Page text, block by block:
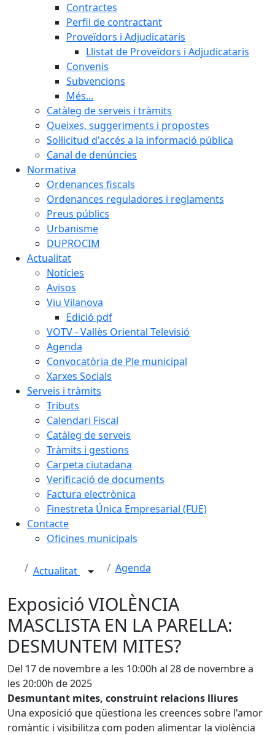
Contractes
Perfil de contractant
Proveïdors i Adjudicataris
Llistat de Proveïdors i Adjudicataris
Convenis
Subvencions
Més...
Catàleg de serveis i tràmits
Queixes, suggeriments i propostes
Sol·licitud d'accés a la informació pública
Canal de denúncies
Normativa
Ordenances fiscals
Ordenances reguladores i reglaments
Preus públics
Urbanisme
DUPROCIM
Actualitat
Notícies
Avisos
Viu Vilanova
Edició pdf
VOTV - Vallès Oriental Televisió
Agenda
Convocatòria de Ple municipal
Xarxes Socials
Serveis i tràmits
Tributs
Calendari Fiscal
Catàleg de serveis
Tràmits i gestions
Carpeta ciutadana
Verificació de documents
Factura electrònica
Finestreta Única Empresarial (FUE)
Contacte
Oficines municipals
Actualitat Agenda
Exposició VIOLÈNCIA
MASCLISTA EN LA PARELLA:
DESMUNTEM MITES?
Del 17 de novembre a les 10:00h al 28 de novembre a
les 20:00h de 2025
Desmuntant mites, construint relacions lliures
Una exposició que qüestiona les creences sobre l'amor
romàntic i visibilitza com poden alimentar la violència